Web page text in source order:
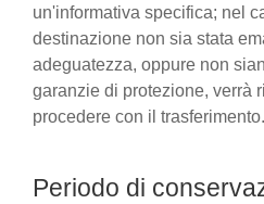
un'informativa specifica; nel
destinazione non sia stata
adeguatezza, oppure non
garanzie di protezione, verrà
procedere con il trasferimento.
Periodo di